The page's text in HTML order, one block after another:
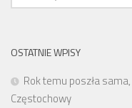
OSTATNIE WPISY
Rok temu poszła
Częstochowy